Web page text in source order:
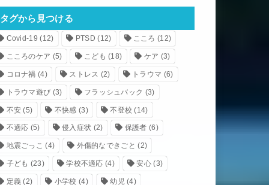
タグから見つける
Covid-19 (12) PTSD (12) こころ (12)
こころのケア (5) こども (18) ケア (3)
コロナ禍 (4) ストレス (2) トラウマ (6)
トラウマ遊び (3) フラッシュバック (3)
不安 (5) 不快感 (3) 不登校 (14)
不適応 (5) 侵入症状 (2) 保護者 (6)
地震ごっこ (4) 外傷的なできごと (2)
子ども (23) 学校不適応 (4) 安心 (3)
定義 (2) 小学校 (4) 幼児 (4)